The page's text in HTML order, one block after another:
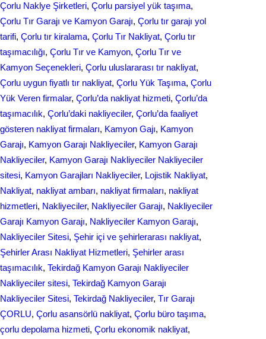
Çorlu Naklye Şirketleri, Çorlu parsiyel yük taşıma
Çorlu Tır Garajı ve Kamyon Garajı, Çorlu tır garajı yol
tarifi, Çorlu tır kiralama, Çorlu Tır Nakliyat, Çorlu tır
taşımacılığı, Çorlu Tır ve Kamyon, Çorlu Tır ve
Kamyon Seçenekleri, Çorlu uluslararası tır nakliyat
Çorlu uygun fiyatlı tır nakliyat, Çorlu Yük Taşıma, Çorlu
Yük Veren firmalar, Çorlu’da nakliyat hizmeti, Çorlu’da
taşımacılık, Çorlu’daki nakliyeciler, Çorlu’da faaliyet
gösteren nakliyat firmaları, Kamyon Gajı, Kamyon
Garajı, Kamyon Garajı Nakliyeciler, Kamyon Garajı
Nakliyeciler, Kamyon Garajı Nakliyeciler Nakliyeciler
sitesi, Kamyon Garajları Nakliyeciler, Lojistik Nakliyat
Nakliyat, nakliyat ambarı, nakliyat firmaları, nakliyat
hizmetleri, Nakliyeciler, Nakliyeciler Garajı, Nakliyeciler
Garajı Kamyon Garajı, Nakliyeciler Kamyon Garajı
Nakliyeciler Sitesi, Şehir içi ve şehirlerarası nakliyat
Şehirler Arası Nakliyat Hizmetleri, Şehirler arası
taşımacılık, Tekirdağ Kamyon Garajı Nakliyeciler
Nakliyeciler sitesi, Tekirdağ Kamyon Garajı
Nakliyeciler Sitesi, Tekirdağ Nakliyeciler, Tır Garajı
ÇORLU, Çorlu asansörlü nakliyat, Çorlu büro taşıma
çorlu depolama hizmeti, Çorlu ekonomik nakliyat